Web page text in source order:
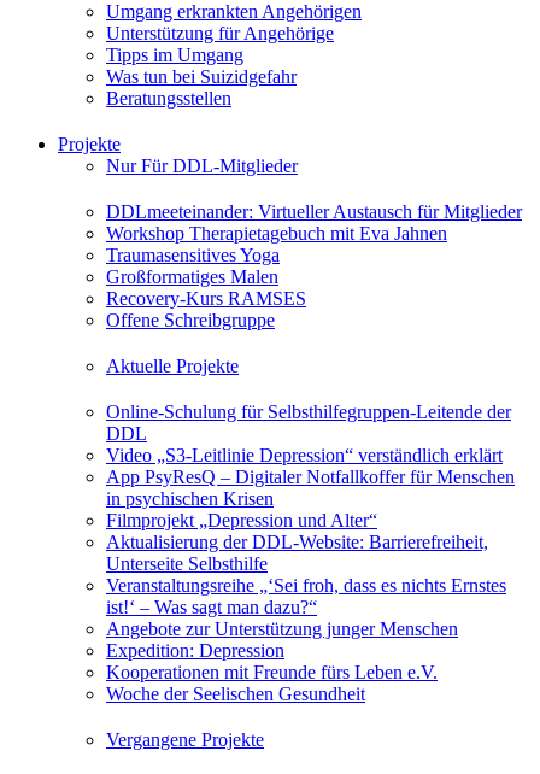
Umgang erkrankten Angehörigen
Unterstützung für Angehörige
Tipps im Umgang
Was tun bei Suizidgefahr
Beratungsstellen
Projekte
Nur Für DDL-Mitglieder
DDLmeeteinander: Virtueller Austausch für Mitglieder
Workshop Therapietagebuch mit Eva Jahnen
Traumasensitives Yoga
Großformatiges Malen
Recovery-Kurs RAMSES
Offene Schreibgruppe
Aktuelle Projekte
Online-Schulung für Selbsthilfegruppen-Leitende der
DDL
Video „S3-Leitlinie Depression“ verständlich erklärt
App PsyResQ – Digitaler Notfallkoffer für Menschen
in psychischen Krisen
Filmprojekt „Depression und Alter“
Aktualisierung der DDL-Website: Barrierefreiheit,
Unterseite Selbsthilfe
Veranstaltungsreihe „‘Sei froh, dass es nichts Ernstes
ist!‘ – Was sagt man dazu?“
Angebote zur Unterstützung junger Menschen
Expedition: Depression
Kooperationen mit Freunde fürs Leben e.V.
Woche der Seelischen Gesundheit
Vergangene Projekte